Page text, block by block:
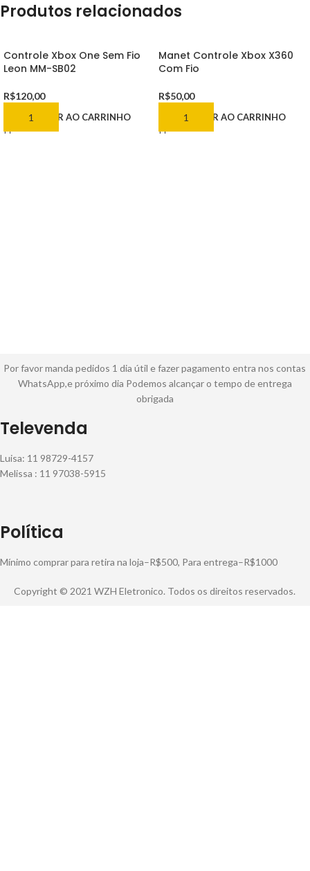
Produtos relacionados
Controle Xbox One Sem Fio
Leon MM-SB02
R$120,00
ADICIONAR AO CARRINHO
Manet Controle Xbox X360
Com Fio
R$50,00
ADICIONAR AO CARRINHO
Por favor manda pedidos 1 dia útil e fazer pagamento entra nos contas
WhatsApp,e próximo dia Podemos alcançar o tempo de entrega
obrigada
Televenda
Luisa: 11 98729-4157
Melissa : 11 97038-5915
Política
Mínimo comprar para retira na loja–R$500, Para entrega–R$1000
Copyright © 2021 WZH Eletronico. Todos os direitos reservados.